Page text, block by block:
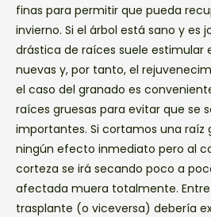
finas para permitir que pueda
invierno. Si el árbol está sano y es
drástica de raíces suele estimular
nuevas y, por tanto, el
el caso del granado es
raíces gruesas para evitar que se
importantes. Si cortamos una raíz
ningún efecto inmediato pero al
corteza se irá secando poco a
afectada muera totalmente.
trasplante (o viceversa) debería